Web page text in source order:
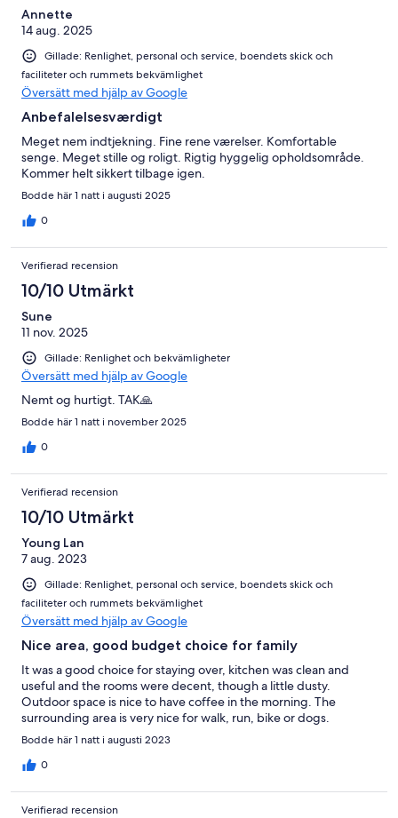
Annette
14 aug. 2025
Gillade: Renlighet, personal och service, boendets skick och
faciliteter och rummets bekvämlighet
Översätt med hjälp av Google
Anbefalelsesværdigt
Meget nem indtjekning. Fine rene værelser. Komfortable
senge. Meget stille og roligt. Rigtig hyggelig opholdsområde.
Kommer helt sikkert tilbage igen.
Bodde här 1 natt i augusti 2025
0
Verifierad recension
10/10 Utmärkt
Sune
11 nov. 2025
Gillade: Renlighet och bekvämligheter
Översätt med hjälp av Google
Nemt og hurtigt. TAK🙏
Bodde här 1 natt i november 2025
0
Verifierad recension
10/10 Utmärkt
Young Lan
7 aug. 2023
Gillade: Renlighet, personal och service, boendets skick och
faciliteter och rummets bekvämlighet
Översätt med hjälp av Google
Nice area, good budget choice for family
It was a good choice for staying over, kitchen was clean and
useful and the rooms were decent, though a little dusty.
Outdoor space is nice to have coffee in the morning. The
surrounding area is very nice for walk, run, bike or dogs.
Bodde här 1 natt i augusti 2023
0
Verifierad recension